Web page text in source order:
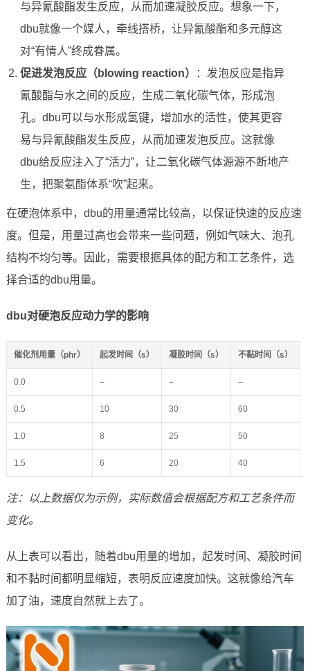
与异氰酸酯发生反应，从而加速凝胶反应。想象一下，
dbu就像一个媒人，牵线搭桥，让异氰酸酯和多元醇这
对“有情人”终成眷属。
促进发泡反应（blowing reaction）
：发泡反应是指异
氰酸酯与水之间的反应，生成二氧化碳气体，形成泡
孔。dbu可以与水形成氢键，增加水的活性，使其更容
易与异氰酸酯发生反应，从而加速发泡反应。这就像
dbu给反应注入了“活力”，让二氧化碳气体源源不断地产
生，把聚氨酯体系“吹”起来。
在硬泡体系中，dbu的用量通常比较高，以保证快速的反应速
度。但是，用量过高也会带来一些问题，例如气味大、泡孔
结构不均匀等。因此，需要根据具体的配方和工艺条件，选
择合适的dbu用量。
dbu对硬泡反应动力学的影响
催化剂用量（phr） 起发时间（s） 凝胶时间（s） 不黏时间（s）
0.0 – – –
0.5 10 30 60
1.0 8 25 50
1.5 6 20 40
注：以上数据仅为示例，实际数值会根据配方和工艺条件而
变化。
从上表可以看出，随着dbu用量的增加，起发时间、凝胶时间
和不黏时间都明显缩短，表明反应速度加快。这就像给汽车
加了油，速度自然就上去了。